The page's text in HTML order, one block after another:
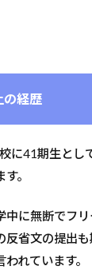
の経歴
に41期生とし
。
中に無断でフ
反省文の提出
れています。